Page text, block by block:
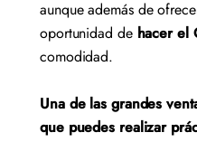
aunque además de
oportunidad de hacer el
comodidad.
Una de las grandes
que puedes realizar